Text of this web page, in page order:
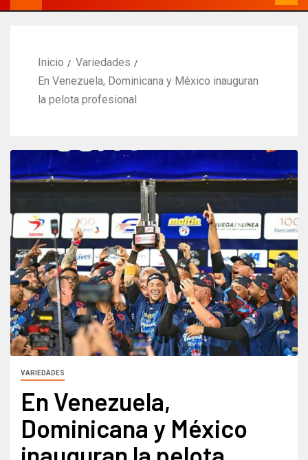
Inicio
Variedades
En Venezuela, Dominicana y México inauguran
la pelota profesional
VARIEDADES
En Venezuela,
Dominicana y México